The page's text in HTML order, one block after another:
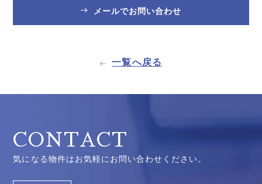
メールでお問い合わせ
一覧へ戻る
CONTACT
気になる物件はお気軽にお問い合わせください。